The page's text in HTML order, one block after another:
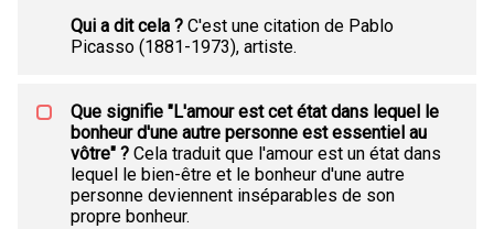
Qui a dit cela ? C'est une citation de Pablo
Picasso (1881-1973), artiste.
Que signifie "L'amour est cet état dans lequel le
bonheur d'une autre personne est essentiel au
vôtre" ? Cela traduit que l'amour est un état dans
lequel le bien-être et le bonheur d'une autre
personne deviennent inséparables de son
propre bonheur.